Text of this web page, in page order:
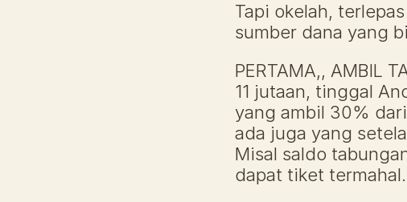
Tapi okelah,
sumber dana yang
PERTAMA,, AMBIL
11 jutaan, tinggal
yang ambil 30%
ada juga yang
Misal saldo
dapat tiket